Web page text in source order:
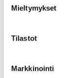
Mieltymykset
Tilastot
Markkinointi